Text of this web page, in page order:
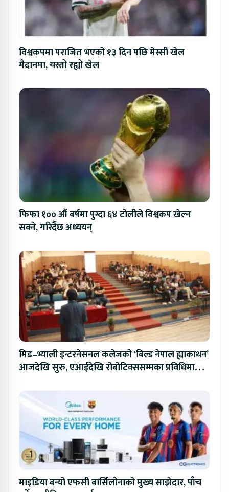
विश्वकपमा पराजित भएको १३ दिन पछि मेस्सी खेल
मैदानमा, यस्तो रह्यो खेल
फिफा १०० औं बर्षमा पुग्दा ६४ टोलीले विश्वकप खेल्न
सक्ने, गरिदैँछ अध्ययन्
मिड–भ्याली इन्टरनेसनल कलेजको ‘बिल्ड नेपाल ह्याकाथन’
आजदेखि सुरु, एआईदेखि रोबोटिक्ससम्मका प्रविधिमा
माइडिया बन्यो एफसी बार्सिलोनाको मुख्य साझेदार, पाँच